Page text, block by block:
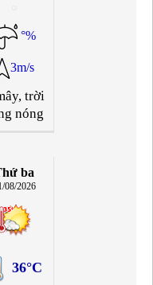
°%
3m/s
trời
nóng
ba
08/2026
36°C